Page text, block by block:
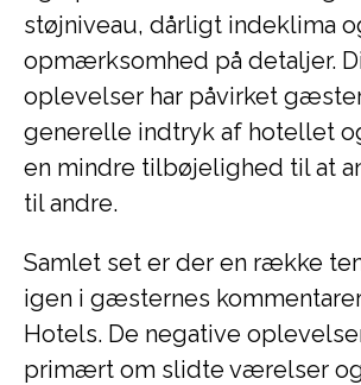
støjniveau, dårligt indeklima
opmærksomhed på detaljer.
oplevelser har påvirket
generelle indtryk af hotellet
en mindre tilbøjelighed til at
til andre.
Samlet set er der en række
igen i gæsternes
Hotels. De negative
primært om slidte værelser